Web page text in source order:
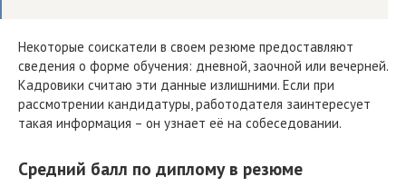
Некоторые соискатели в своем резюме предоставляют
сведения о форме обучения: дневной, заочной или вечерней.
Кадровики считаю эти данные излишними. Если при
рассмотрении кандидатуры, работодателя заинтересует
такая информация – он узнает её на собеседовании.
Средний балл по диплому в резюме